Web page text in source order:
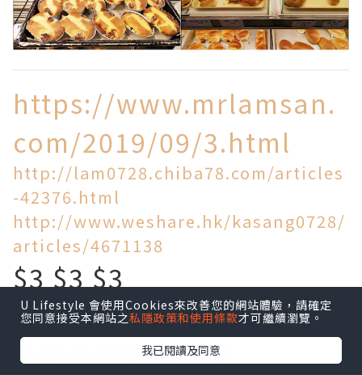
https://www.mrlamsan.
com/2019/09/3.html
http://lam0728.chiba78.com/articles
-42376.html
http://www.weshare.hk/kasang0728/
articles/4671138
$3 $3 $3
買到乜!
今時今日物價飛天
U Lifestyle 會使用Cookies來改善您的網站體驗，請確定
您同意接受本網站之私隱政策和使用條款才可繼續瀏覽。
我已閱讀及同意